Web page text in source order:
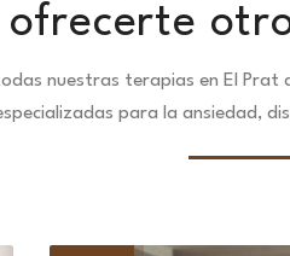
nuestras terapias en El
para la ansiedad,